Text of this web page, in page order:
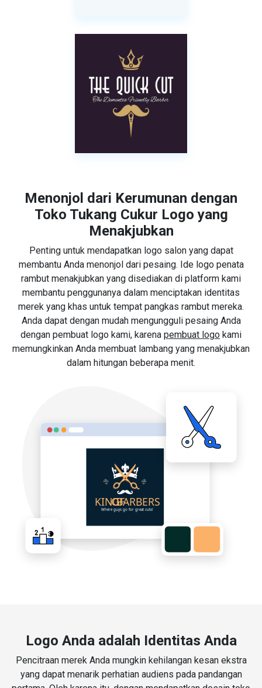
Menonjol dari Kerumunan dengan
Toko Tukang Cukur Logo yang
Menakjubkan
Penting untuk mendapatkan logo salon yang dapat
membantu Anda menonjol dari pesaing. Ide logo penata
rambut menakjubkan yang disediakan di platform kami
membantu penggunanya dalam menciptakan identitas
merek yang khas untuk tempat pangkas rambut mereka.
Anda dapat dengan mudah mengungguli pesaing Anda
dengan pembuat logo kami, karena pembuat logo kami
memungkinkan Anda membuat lambang yang menakjubkan
dalam hitungan beberapa menit.
Logo Anda adalah Identitas Anda
Pencitraan merek Anda mungkin kehilangan kesan ekstra
yang dapat menarik perhatian audiens pada pandangan